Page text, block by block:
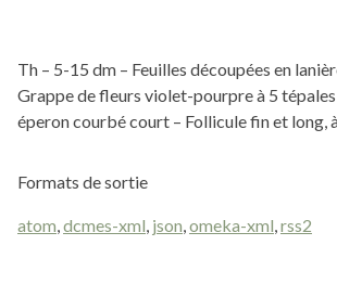
Th – 5-15 dm – Feuilles découpées en
Grappe de fleurs violet-pourpre à 5
éperon courbé court – Follicule fin et long,
Formats de sortie
atom,dcmes-xml, json,omeka-xml,rss2